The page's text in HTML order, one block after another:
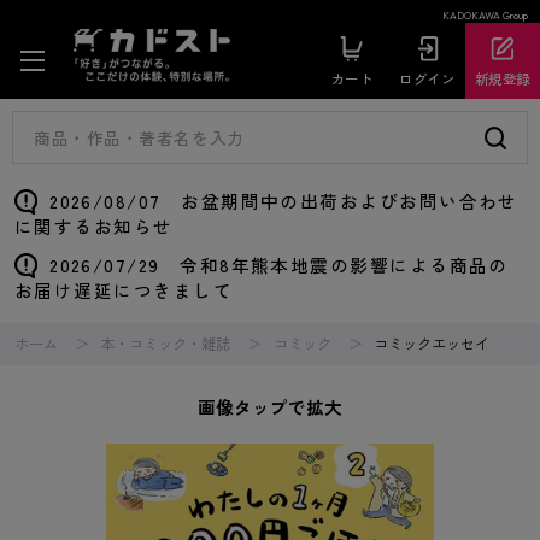
KADOKAWA Group
カート ログイン 新規登録
2026/08/07 お盆期間中の出荷およびお問い合わせ
に関するお知らせ
2026/07/29 令和8年熊本地震の影響による商品の
お届け遅延につきまして
ホーム 本・コミック・雑誌 コミック コミックエッセイ
画像タップで拡大